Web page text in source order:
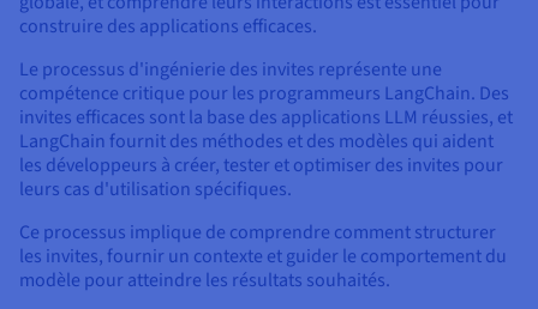
construire des applications efficaces.
Le processus d'ingénierie des invites représente une
compétence critique pour les programmeurs LangChain. Des
invites efficaces sont la base des applications LLM réussies, et
LangChain fournit des méthodes et des modèles qui aident
les développeurs à créer, tester et optimiser des invites pour
leurs cas d'utilisation spécifiques.
Ce processus implique de comprendre comment structurer
les invites, fournir un contexte et guider le comportement du
modèle pour atteindre les résultats souhaités.